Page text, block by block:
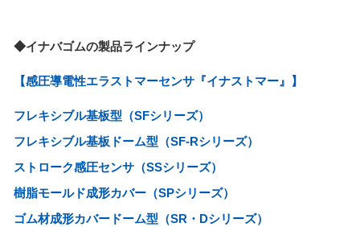
◆イナバゴムの製品ラインナップ
【感圧導電性エラストマーセンサ『イナストマー』】
フレキシブル基板型（SFシリーズ）
フレキシブル基板ドーム型（SF-Rシリーズ）
ストローク感圧センサ（SSシリーズ）
樹脂モールド成形カバー（SPシリーズ）
ゴム材成形カバードーム型（SR・Dシリーズ）